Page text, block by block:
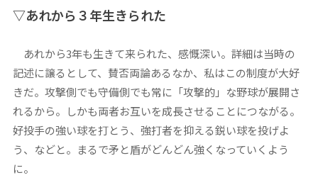
▽あれから３年生きられた
あれから3年も生きて来られた、感慨深い。詳細は当時の
記述に譲るとして、賛否両論あるなか、私はこの制度が大好
きだ。攻撃側でも守備側でも常に「攻撃的」な野球が展開さ
れるから。しかも両者お互いを成長させることにつながる。
好投手の強い球を打とう、強打者を抑える鋭い球を投げよ
う、などと。まるで矛と盾がどんどん強くなっていくよう
に。